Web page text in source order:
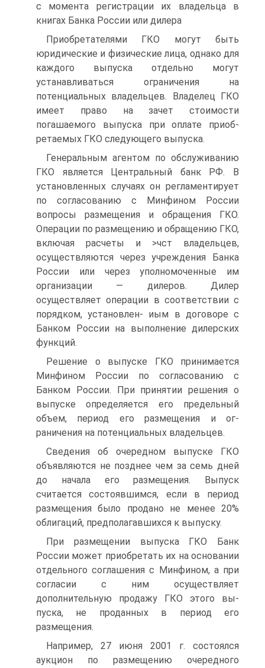
с момента регистрации их владельца в
книгах Банка России или дилера
Приобретателями ГКО могут быть
юридические и физические лица, однако для
каждого выпуска отдельно могут
устанавливаться ограничения на
потенциальных владельцев. Владелец ГКО
имеет право на зачет стоимости
погашаемого выпуска при оплате приоб­
ретаемых ГКО следующего выпуска.
Генеральным агентом по обслуживанию
ГКО является Цен­тральный банк РФ. В
установленных случаях он регламентирует
по согласованию с Минфином России
вопросы размещения и обраще­ния ГКО.
Операции по размещению и обращению ГКО,
включая расчеты и >чст владельцев,
осуществляются через учреждения Банка
России или через уполномоченные им
организации — дилеров. Ди­лер
осуществляет операции в соответствии с
порядком, установлен- иым в договоре с
Банком России на выполнение дилерских
функ­ций.
Решение о выпуске ГКО принимается
Минфином России по согласованию с
Банком России. При принятии решения о
выпуске определяется его предельный
объем, период его размещения и ог­
раничения на потенциальных владельцев.
Сведения об очередном выпуске ГКО
объявляются не позднее чем за семь дней
до начала его размещения. Выпуск
считается со­стоявшимся, если в период
размещения было продано не менее 20%
облигаций, предполагавшихся к выпуску.
При размещении выпуска ГКО Банк
России может приобретать их на основании
отдельного соглашения с Минфином, а при
согла­сии с ним осуществляет
дополнительную продажу ГКО этого вы­
пуска, не проданных в период его
размещения.
Например, 27 июня 2001 г. состоялся
аукцион по размещению очередного